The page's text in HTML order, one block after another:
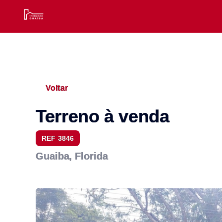
Voltar
Terreno à venda
REF 3846
Guaiba, Florida